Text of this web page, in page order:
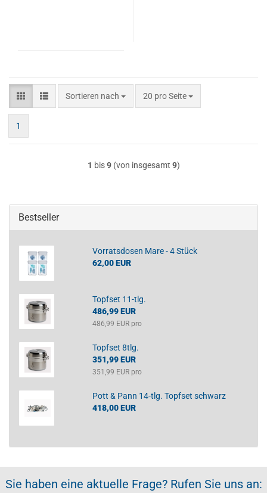
Sortieren nach
Sortieren nach 20 pro Seite
pro Seite
1
1 bis9(von insgesamt 9)
Bestseller
Vorratsdosen Mare - 4 Stück
62,00 EUR
Topfset 11-tlg.
486,99 EUR
486,99 EUR pro
Topfset 8tlg.
351,99 EUR
351,99 EUR pro
Pott & Pann 14-tlg. Topfset schwarz
418,00 EUR
Sie haben eine aktuelle Frage? Rufen Sie uns an: